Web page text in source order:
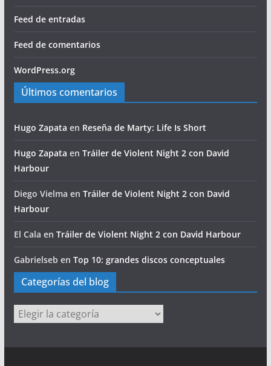
Feed de entradas
Feed de comentarios
WordPress.org
Últimos comentarios
Hugo Zapata en Reseña de Marty: Life Is Short
Hugo Zapata en Tráiler de Violent Night 2 con David
Harbour
Diego Vielma en Tráiler de Violent Night 2 con David
Harbour
El Cala en Tráiler de Violent Night 2 con David Harbour
Gabrielseb en Top 10: grandes discos conceptuales
Categorías del blog
Categorías
del